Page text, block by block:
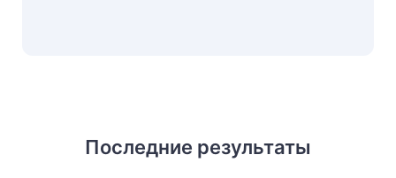
Последние результаты